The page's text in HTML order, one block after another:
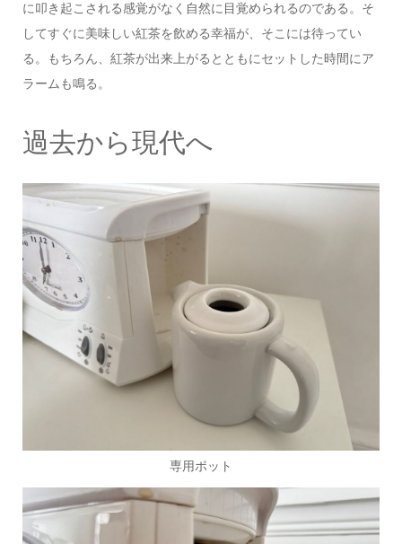
に叩き起こされる感覚がなく自然に目覚められるのである。そ
してすぐに美味しい紅茶を飲める幸福が、そこには待ってい
る。もちろん、紅茶が出来上がるとともにセットした時間にア
ラームも鳴る。
過去から現代へ
専用ポット